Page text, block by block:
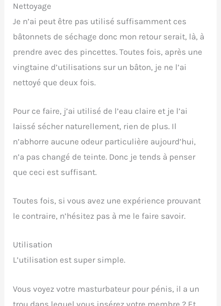
Nettoyage
Je n’ai peut être pas utilisé suffisamment ces
bâtonnets de séchage donc mon retour serait, là, à
prendre avec des pincettes. Toutes fois, après une
vingtaine d’utilisations sur un bâton, je ne l’ai
nettoyé que deux fois.
Pour ce faire, j’ai utilisé de l’eau claire et je l’ai
laissé sécher naturellement, rien de plus. Il
n’abhorre aucune odeur particulière aujourd’hui,
n’a pas changé de teinte. Donc je tends à penser
que ceci est suffisant.
Toutes fois, si vous avez une expérience prouvant
le contraire, n’hésitez pas à me le faire savoir.
Utilisation
L’utilisation est super simple.
Vous voyez votre masturbateur pour pénis, il a un
trou dans lequel vous insérez votre membre ? Et